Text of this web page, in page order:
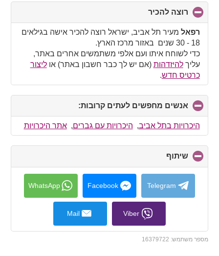
רוצה להכיר
to
collapse
contents
רפאל מעיר תל אביב, ישראל רוצה להכיר אישה בגילאים
18 - 30 שנים באזור מרכז הארץ.
כדי לשוחח איתו ועם אלפי משתמשים אחרים באתר,
עליךלהיזדהות (אם יש לך כבר חשבון באתר) אוליצור
כרטיס חדש.
אנשים מחפשים לעתים קרובות:
to
collapse
contents
היכרויות בתל אביב, היכרויות עם גברים,אתר היכרויות
שיתוף
to
collapse
contents
Telegram
Facebook
WhatsApp
Viber
Mail
מספר משתמש: 16379722